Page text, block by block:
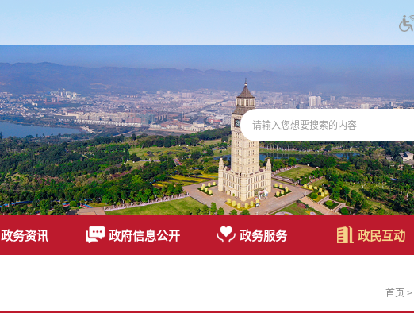
政务资讯 政府信息公开 政务服务 政民互动
首页 >